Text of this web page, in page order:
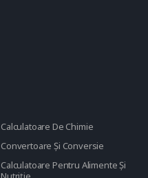
Calculatoare De Chimie
Convertoare Și Conversie
Calculatoare Pentru Alimente Și